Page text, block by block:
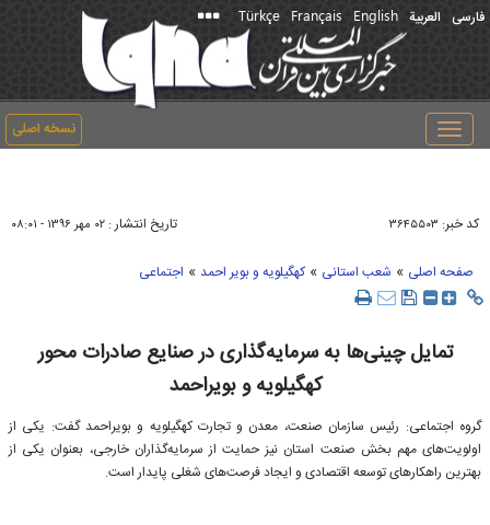
فارسی العربیة English
Français
Türkçe
نسخه اصلی
Toggle
navigation
کد خبر: ۳۶۴۵۵۰۳ تاریخ انتشار : ۰۲ مهر ۱۳۹۶ - ۰۸:۰۱
صفحه اصلی » شعب استانی »کهگیلویه و بویر احمد » اجتماعی
تمایل چینی‌ها به سرمایه‌گذاری در صنایع صادرات محور
کهگیلویه و بویراحمد
گروه اجتماعی: رئیس سازمان صنعت، معدن و تجارت کهگیلویه و بویراحمد گفت: یکی از
اولویت‌های مهم بخش صنعت استان نیز حمایت از سرمایه‌گذاران خارجی، بعنوان یکی از
بهترین راهکارهای توسعه اقتصادی و ایجاد فرصت‌های شغلی پایدار است.